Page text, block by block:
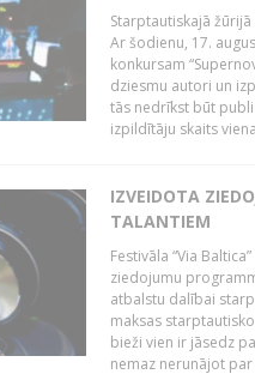
Starptautiskajā
Ar šodienu, 17.
konkursam
dziesmu autori un
tās nedrīkst būt
izpildītāju skaits
IZVEIDOTA
TALANTIEM
Festivāla “Via
ziedojumu
atbalstu dalībai
maksas
bieži vien ir jāsedz
nemaz nerunājot